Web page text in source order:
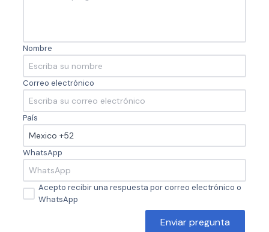
Nombre
Correo electrónico
País
WhatsApp
Acepto recibir una respuesta por correo electrónico o
WhatsApp
Enviar pregunta